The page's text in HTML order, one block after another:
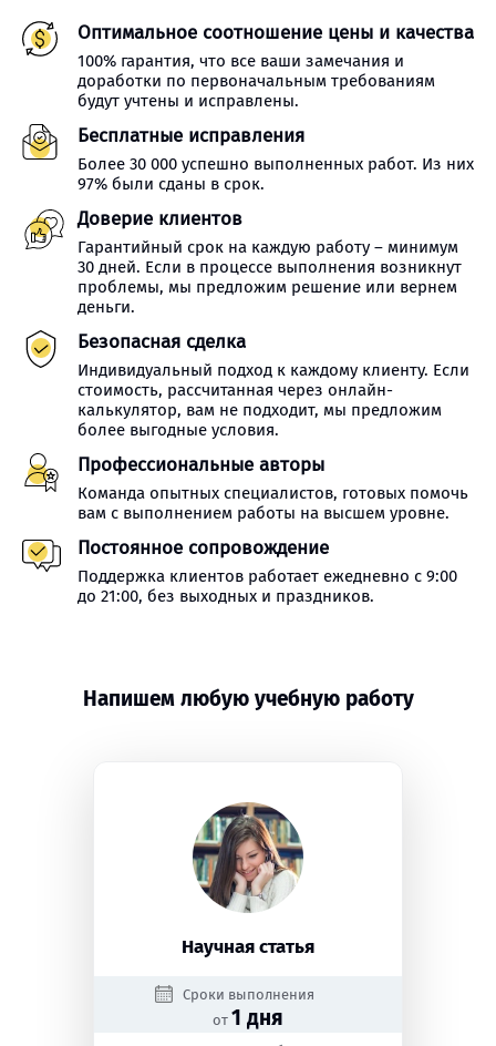
Оптимальное соотношение цены и качества
100% гарантия, что все ваши замечания и
доработки по первоначальным требованиям
будут учтены и исправлены.
Бесплатные исправления
Более 30 000 успешно выполненных работ. Из них
97% были сданы в срок.
Доверие клиентов
Гарантийный срок на каждую работу – минимум
30 дней. Если в процессе выполнения возникнут
проблемы, мы предложим решение или вернем
деньги.
Безопасная сделка
Индивидуальный подход к каждому клиенту. Если
стоимость, рассчитанная через онлайн-
калькулятор, вам не подходит, мы предложим
более выгодные условия.
Профессиональные авторы
Команда опытных специалистов, готовых помочь
вам с выполнением работы на высшем уровне.
Постоянное сопровождение
Поддержка клиентов работает ежедневно с 9:00
до 21:00, без выходных и праздников.
Напишем любую учебную работу
Научная статья
Сроки выполнения
от 1 дня